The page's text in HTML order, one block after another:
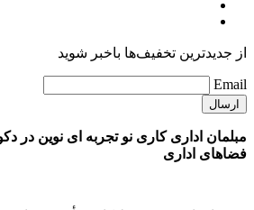
از جدیدترین تخفیف‌ها باخبر شوید
Email
مبلمان اداری کاری نو تجربه ای نوین در
فضاهای اداری